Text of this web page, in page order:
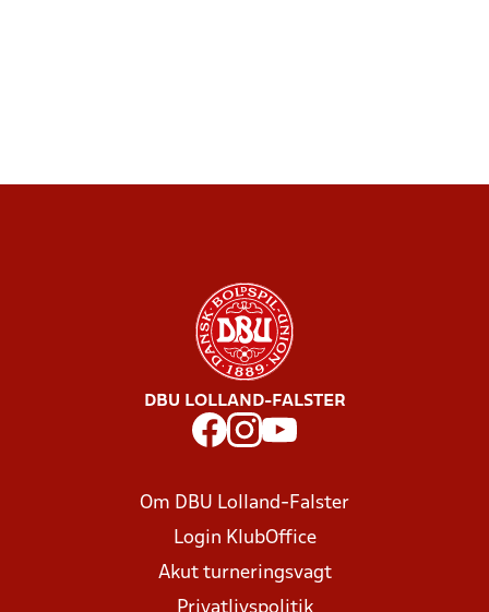
DBU LOLLAND-FALSTER
Om DBU Lolland-Falster
Login KlubOffice
Akut turneringsvagt
Privatlivspolitik